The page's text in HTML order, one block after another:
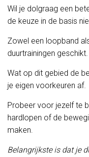
Wil je dolgraag een
de keuze in de basis
Zowel een loopband
duurtrainingen geschikt.
Wat op dit gebied de
je eigen voorkeuren af.
Probeer voor jezelf te
hardlopen of de
maken.
Belangrijkste is dat je